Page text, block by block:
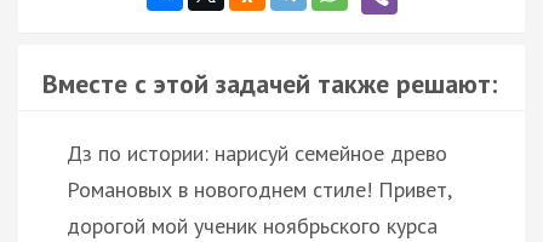
Вместе с этой задачей также решают:
Дз по истории: нарисуй семейное древо
Романовых в новогоднем стиле! Привет,
дорогой мой ученик ноябрьского курса